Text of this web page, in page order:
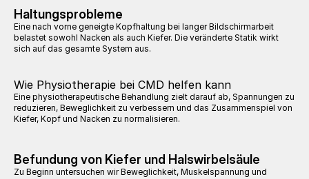
Haltungsprobleme
Eine nach vorne geneigte Kopfhaltung bei langer Bildschirmarbeit
belastet sowohl Nacken als auch Kiefer. Die veränderte Statik wirkt
sich auf das gesamte System aus.
Wie Physiotherapie bei CMD helfen kann
Eine physiotherapeutische Behandlung zielt darauf ab, Spannungen zu
reduzieren, Beweglichkeit zu verbessern und das Zusammenspiel von
Kiefer, Kopf und Nacken zu normalisieren.
Befundung von Kiefer und Halswirbelsäule
Zu Beginn untersuchen wir Beweglichkeit, Muskelspannung und